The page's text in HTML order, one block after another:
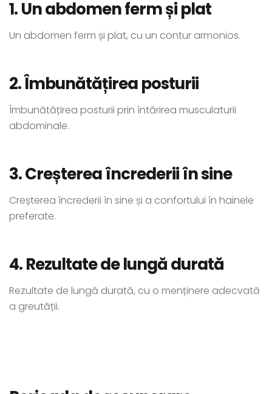
1. Un abdomen ferm și plat
Un abdomen ferm și plat, cu un contur armonios.
2. Îmbunătățirea posturii
Îmbunătățirea posturii prin întărirea musculaturii
abdominale.
3. Creșterea încrederii în sine
Creșterea încrederii în sine și a confortului în hainele
preferate.
4. Rezultate de lungă durată
Rezultate de lungă durată, cu o menținere adecvată
a greutății.